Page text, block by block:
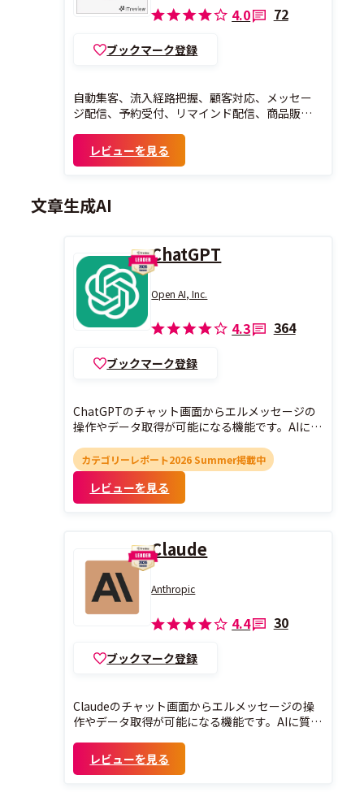
4.0 72
ブックマーク登録
自動集客、流入経路把握、顧客対応、メッセー
ジ配信、予約受付、リマインド配信、商品販
機能が活用できます。
レビューを見る
文章生成AI
ChatGPT
Open AI, Inc.
4.3 364
ブックマーク登録
ChatGPTのチャット画面からエルメッセージの
操作やデータ取得が可能になる機能です。AIに質
フォーム回答データの取得が瞬時に行えます。
カテゴリーレポート2026 Summer掲載中
レビューを見る
Claude
Anthropic
4.4 30
ブックマーク登録
Claudeのチャット画面からエルメッセージの操
作やデータ取得が可能になる機能です。AIに質問
ォーム回答データの取得が瞬時に行えます。
レビューを見る